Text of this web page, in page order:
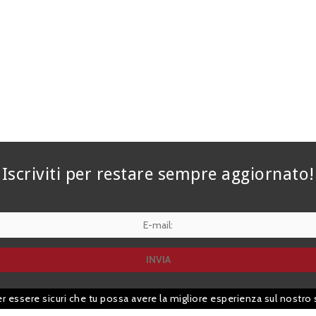
Iscriviti per restare sempre aggiornato!
essere sicuri che tu possa avere la migliore esperienza sul nostro